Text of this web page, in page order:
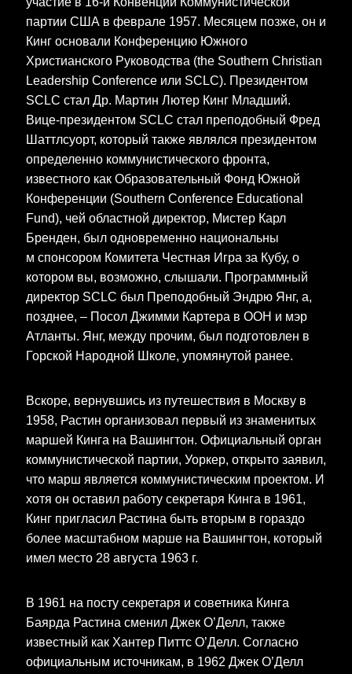
партии США в феврале 1957. Месяцем позже, он и
Кинг основали Конференцию Южного
Христианского Руководства (the Southern Christian
Leadership Conference или SCLC). Президентом
SCLC стал Др. Мартин Лютер Кинг Младший.
Вице-президентом SCLC стал преподобный Фред
Шаттлсуорт, который также являлся президентом
определенно коммунистического фронта,
известного как Образовательный Фонд Южной
Конференции (Southern Conference Educational
Fund), чей областной директор, Мистер Карл
Бренден, был одновременно национальны
м спонсором Комитета Честная Игра за Кубу, о
котором вы, возможно, слышали. Программный
директор SCLC был Преподобный Эндрю Янг, а,
позднее, – Посол Джимми Картера в ООН и мэр
Атланты. Янг, между прочим, был подготовлен в
Горской Народной Школе, упомянутой ранее.
Вскоре, вернувшись из путешествия в Москву в
1958, Растин организовал первый из знаменитых
маршей Кинга на Вашингтон. Официальный орган
коммунистической партии, Уоркер, открыто заявил,
что марш является коммунистическим проектом. И
хотя он оставил работу секретаря Кинга в 1961,
Кинг пригласил Растина быть вторым в гораздо
более масштабном марше на Вашингтон, который
имел место 28 августа 1963 г.
В 1961 на посту секретаря и советника Кинга
Баярда Растина сменил Джек О’Делл, также
известный как Хантер Питтс О’Делл. Согласно
официальным источникам, в 1962 Джек О’Делл